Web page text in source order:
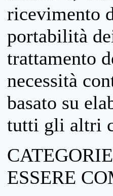
ricevimento
portabilità
trattamento
necessità
basato su
tutti gli altri
ESSERE